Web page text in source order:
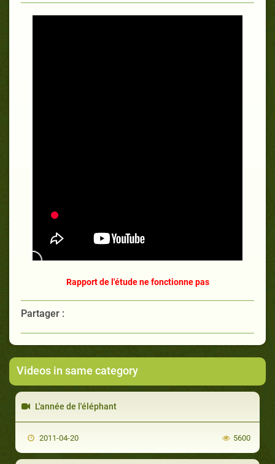
Rapport de l'étude ne fonctionne pas
Partager :
Videos in same category
L'année de l'éléphant
2011-04-20 5600